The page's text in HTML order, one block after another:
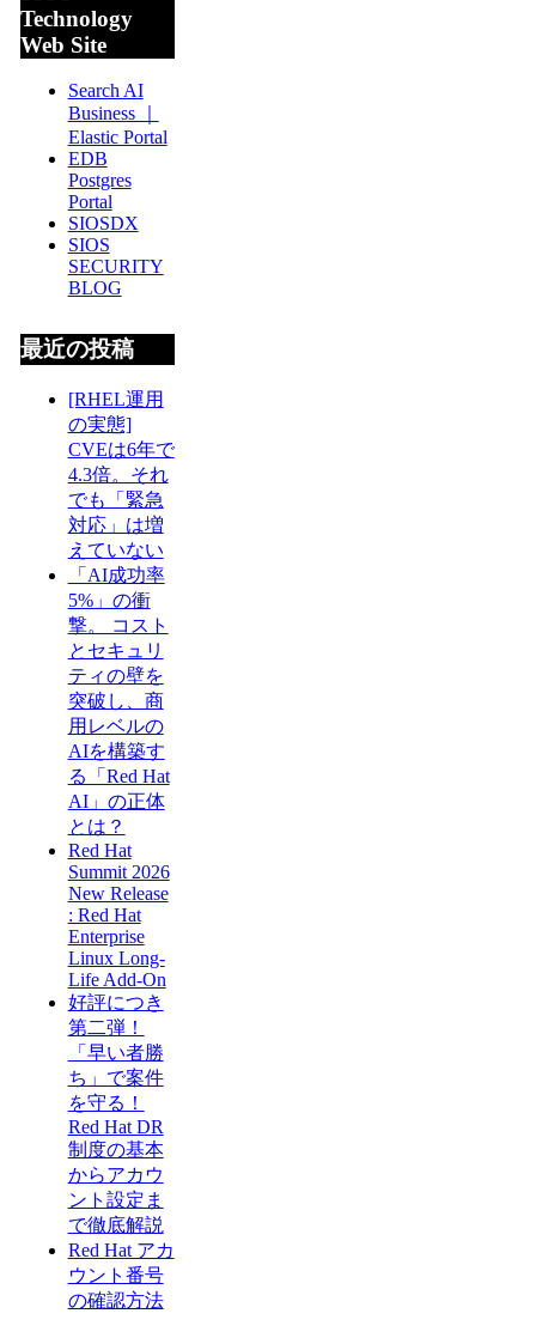
Technology
Web Site
Search AI
Business ｜
Elastic Portal
EDB
Postgres
Portal
SIOSDX
SIOS
SECURITY
BLOG
最近の投稿
[RHEL運用
の実態]
CVEは6年で
4.3倍。それ
でも「緊急
対応」は増
えていない
「AI成功率
5%」の衝
撃。 コスト
とセキュリ
ティの壁を
突破し、商
用レベルの
AIを構築す
る「Red Hat
AI」の正体
とは？
Red Hat
Summit 2026
New Release
: Red Hat
Enterprise
Linux Long-
Life Add-On
好評につき
第二弾！
「早い者勝
ち」で案件
を守る！
Red Hat DR
制度の基本
からアカウ
ント設定ま
で徹底解説
Red Hat アカ
ウント番号
の確認方法